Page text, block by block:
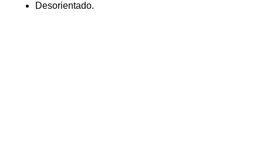
Desorientado.